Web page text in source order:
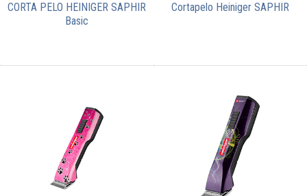
CORTA PELO HEINIGER SAPHIR
Basic
Cortapelo Heiniger SAPHIR